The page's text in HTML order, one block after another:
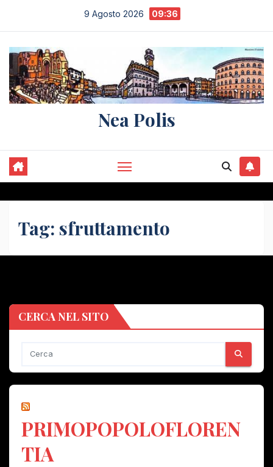
contenuto
9 Agosto 2026 09:36
Nea Polis
Tag: sfruttamento
CERCA NEL SITO
PRIMOPOPOLOFLOREN
TIA